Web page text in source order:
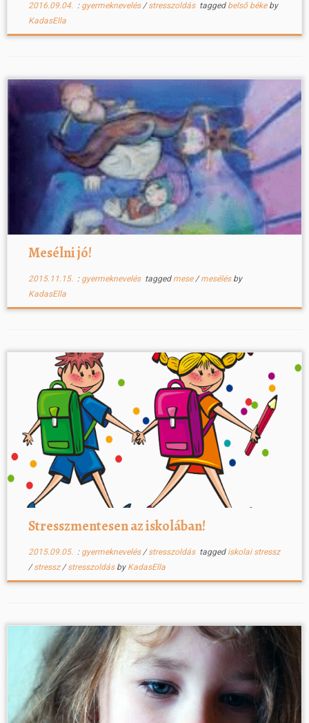
2016.09.04.: gyermeknevelés/stresszoldás tagged belső béke by
KadasElla
Mesélni jó!
2015.11.15.: gyermeknevelés tagged mese/mesélés by
KadasElla
Stresszmentesen az iskolában!
2015.09.05.: gyermeknevelés/stresszoldás tagged iskolai stressz
/stressz/stresszoldás by KadasElla